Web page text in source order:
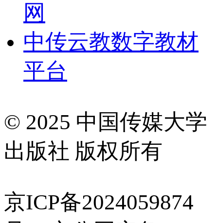
网
中传云教数字教材
平台
© 2025 中国传媒大学
出版社 版权所有
京ICP备2024059874